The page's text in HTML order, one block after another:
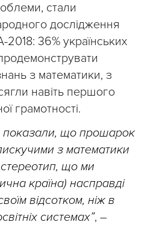
стали
дослідження
2018: 36% українських
з математики, з
навіть першого
грамотності.
показали, що прошарок
з математики
що ми
країна) насправді
відсотком, ніж в
системах”, –